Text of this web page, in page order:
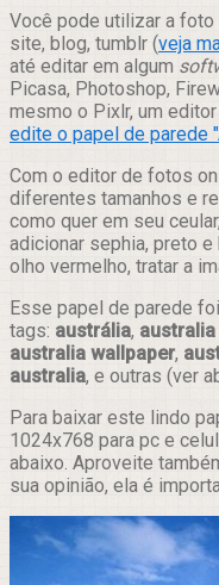
Você pode utilizar a
site, blog, tumblr (veja
até editar em algum
Picasa, Photoshop,
mesmo o Pixlr, um
edite o papel de parede
Com o editor de fotos
diferentes tamanhos e
como quer em seu
adicionar sephia, preto
olho vermelho, tratar a
Esse papel de parede
tags: austrália,
australia wallpaper,
australia, e outras (ver
Para baixar este lindo
1024x768 para pc e
abaixo. Aproveite
sua opinião, ela é